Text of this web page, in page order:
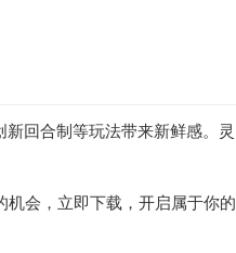
回合制等玩法带来新鲜感。灵
机会，立即下载，开启属于你的